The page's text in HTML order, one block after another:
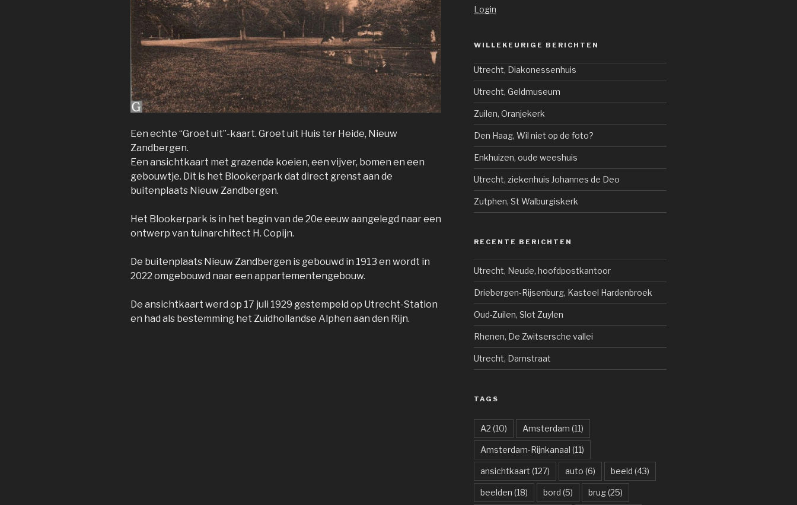
Een echte “Groet uit”-kaart. Groet uit Huis ter Heide, Nieuw
Zandbergen.
Een ansichtkaart met grazende koeien, een vijver, bomen en een
gebouwtje. Dit is het Blookerpark dat direct grenst aan de
buitenplaats Nieuw Zandbergen.
Het Blookerpark is in het begin van de 20e eeuw aangelegd naar een
ontwerp van tuinarchitect H. Copijn.
De buitenplaats Nieuw Zandbergen is gebouwd in 1913 en wordt in
2022 omgebouwd naar een appartementengebouw.
De ansichtkaart werd op 17 juli 1929 gestempeld op Utrecht-Station
en had als bestemming het Zuidhollandse Alphen aan den Rijn.
Login
WILLEKEURIGE BERICHTEN
Utrecht, Diakonessenhuis
Utrecht, Geldmuseum
Zuilen, Oranjekerk
Den Haag, Wil niet op de foto?
Enkhuizen, oude weeshuis
Utrecht, ziekenhuis Johannes de Deo
Zutphen, St Walburgiskerk
RECENTE BERICHTEN
Utrecht, Neude, hoofdpostkantoor
Driebergen-Rijsenburg, Kasteel Hardenbroek
Oud-Zuilen, Slot Zuylen
Rhenen, De Zwitsersche vallei
Utrecht, Damstraat
TAGS
A2 (10) Amsterdam (11)
Amsterdam-Rijnkanaal (11)
ansichtkaart (127) auto (6) beeld (43)
beelden (18) bord (5) brug(25)